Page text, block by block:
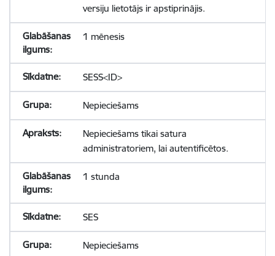
versiju lietotājs ir apstiprinājis.
1 mēnesis
SESS<ID>
Nepieciešams
Nepieciešams tikai satura
administratoriem, lai autentificētos.
1 stunda
SES
Nepieciešams